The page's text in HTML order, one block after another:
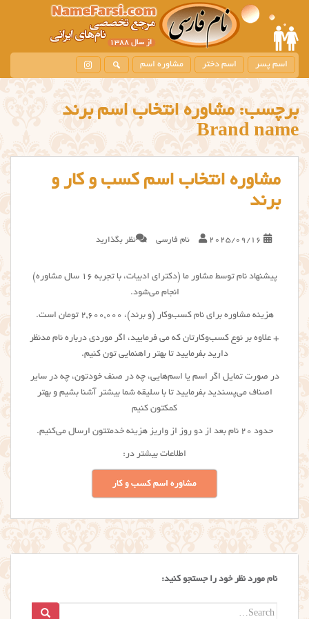
m
i
c
n
t
اسم پسر اسم دختر مشاوره اسم
برچسب:مشاوره انتخاب اسم برند
Brand name
مشاوره انتخاب اسم کسب و کار و
برند
2025/09/16 نام فارسی نظر بگذارید
پیشنهاد نام توسط مشاور ما (دکترای ادبیات، با تجربه ۱۶ سال مشاوره)
انجام می‌شود.
هزینه مشاوره برای نام کسب‌وکار (و برند)، ۲,۶۰۰,۰۰۰ تومان است.
+ علاوه بر نوع کسب‌وکارتان که می فرمایید، اگر موردی درباره نام مدنظر
دارید بفرمایید تا بهتر راهنمایی تون کنیم.
در صورت تمایل اگر اسم یا اسم‌هایی، چه در صنف خودتون، چه در سایر
اصناف می‌پسندید بفرمایید تا با سلیقه شما بیشتر آشنا بشیم و بهتر
کمکتون کنیم
حدود ۲۰ نام بعد از دو روز از واریز هزینه خدمتتون ارسال می‌کنیم.
اطلاعات بیشتر در:
مشاوره اسم کسب و کار
نام مورد نظر خود را جستجو کنید:
Search